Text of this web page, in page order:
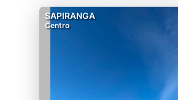
SAPIRANGA
Centro